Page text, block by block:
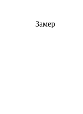
Замер